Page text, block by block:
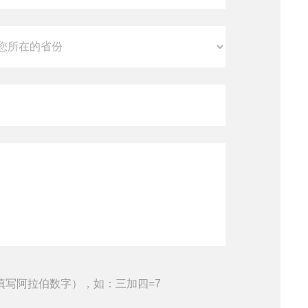
写阿拉伯数字），如：三加四=7